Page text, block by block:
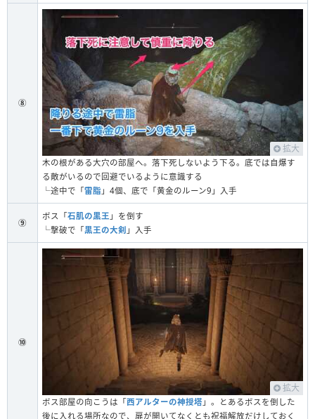
⑧
拡大
木の根がある大穴の部屋へ。落下死しないよう下る。底では自爆す
る敵がいるので回避でいるように意識する
└途中で「雷脂 」4個、底で「黄金のルーン9」入手
⑨
ボス「石肌の黒王 」を倒す
└撃破で「黒王の大剣 」入手
⑩
拡大
ボス部屋の向こうは「西アルターの神授塔 」。とあるボスを倒した
後に入れる場所なので、扉が開いてなくとも祝福解放だけしておく